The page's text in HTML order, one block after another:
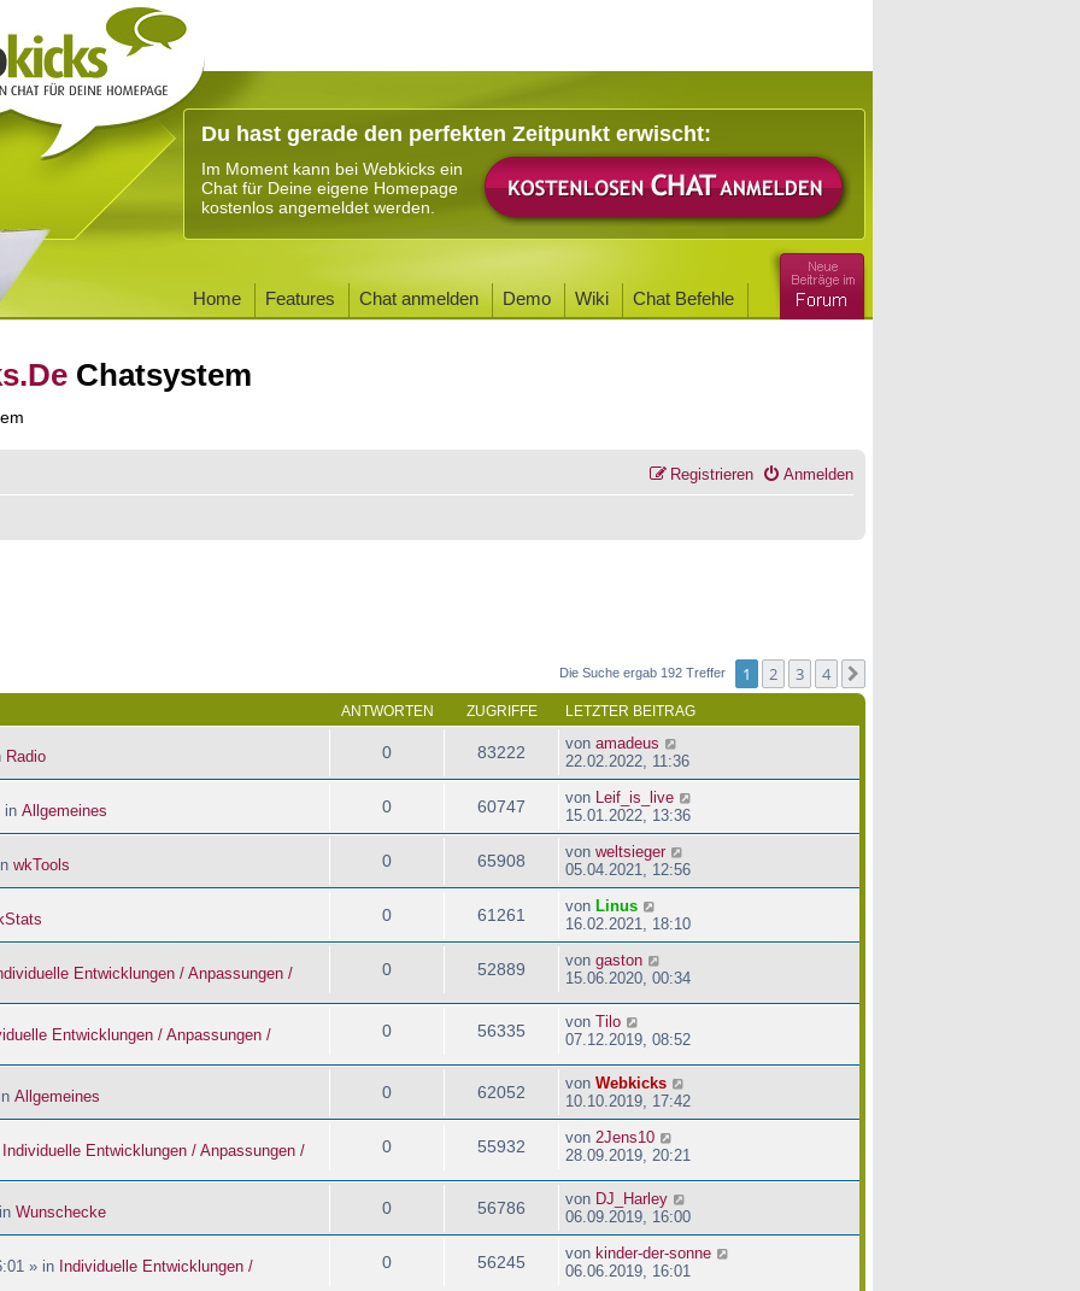
Du hast gerade den perfekten Zeitpunkt erwischt:
Im Moment kann bei Webkicks ein
Chat für Deine eigene Homepage
kostenlos angemeldet werden.
Home Features Chat anmelden Demo Wiki Chat Befehle
Chatsystem
Anmelden
Registrieren
Die Suche ergab 192 Treffer 1 2 3 4
ANTWORTEN ZUGRIFFE LETZTER BEITRAG
Radio 0 83222 von amadeus
22.02.2022, 11:36
in Allgemeines 0 60747 von
Leif_is_live
15.01.2022, 13:36
wkTools 0 65908 von weltsieger
05.04.2021, 12:56
0 61261 von Linus
16.02.2021, 18:10
Entwicklungen / Anpassungen /
0 52889 von gaston
15.06.2020, 00:34
Entwicklungen / Anpassungen /
0 56335 von Tilo
07.12.2019, 08:52
Allgemeines 0 62052 von Webkicks
10.10.2019, 17:42
Individuelle Entwicklungen / Anpassungen /
0 55932 von 2Jens10
28.09.2019, 20:21
Wunschecke 0 56786 von DJ_Harley
06.09.2019, 16:00
» in Individuelle Entwicklungen /
0 56245 von kinder-der-sonne
06.06.2019, 16:01